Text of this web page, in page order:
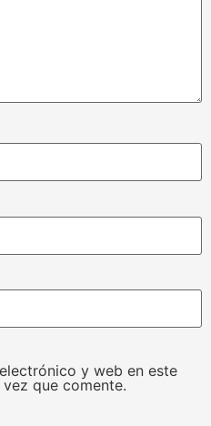
y web en este
que comente.